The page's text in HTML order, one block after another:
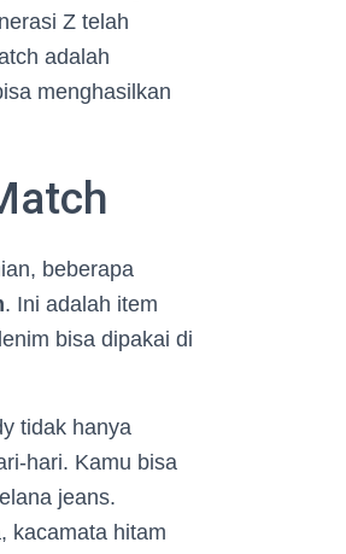
Z telah
adalah
menghasilkan
beberapa
. Ini adalah item
bisa dipakai di
tidak hanya
hari. Kamu bisa
jeans.
kacamata hitam